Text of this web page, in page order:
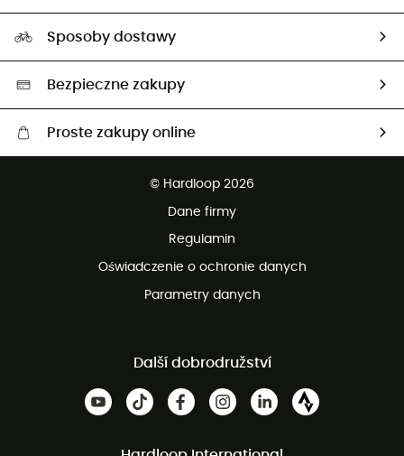
Neutralność węglowa
Wybrane produkty eko
Sposoby dostawy
Bezpieczne zakupy
Proste zakupy online
© Hardloop 2026
Dane firmy
Regulamin
Oświadczenie o ochronie danych
Parametry danych
Další dobrodružství